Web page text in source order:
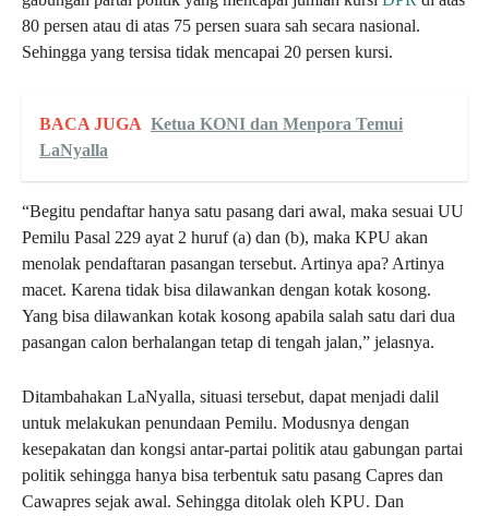
80 persen atau di atas 75 persen suara sah secara nasional.
Sehingga yang tersisa tidak mencapai 20 persen kursi.
BACA JUGA Ketua KONI dan Menpora Temui
LaNyalla
“Begitu pendaftar hanya satu pasang dari awal, maka sesuai UU
Pemilu Pasal 229 ayat 2 huruf (a) dan (b), maka KPU akan
menolak pendaftaran pasangan tersebut. Artinya apa? Artinya
macet. Karena tidak bisa dilawankan dengan kotak kosong.
Yang bisa dilawankan kotak kosong apabila salah satu dari dua
pasangan calon berhalangan tetap di tengah jalan,” jelasnya.
Ditambahakan LaNyalla, situasi tersebut, dapat menjadi dalil
untuk melakukan penundaan Pemilu. Modusnya dengan
kesepakatan dan kongsi antar-partai politik atau gabungan partai
politik sehingga hanya bisa terbentuk satu pasang Capres dan
Cawapres sejak awal. Sehingga ditolak oleh KPU. Dan